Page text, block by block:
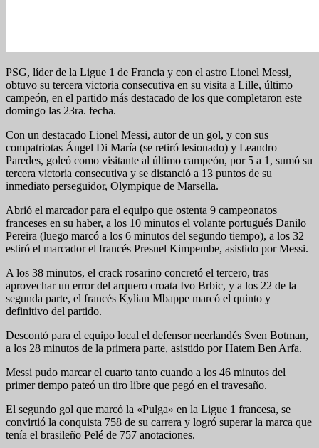
PSG, líder de la Ligue 1 de Francia y con el astro Lionel Messi,
obtuvo su tercera victoria consecutiva en su visita a Lille, último
campeón, en el partido más destacado de los que completaron este
domingo las 23ra. fecha.
Con un destacado Lionel Messi, autor de un gol, y con sus
compatriotas Ángel Di María (se retiró lesionado) y Leandro
Paredes, goleó como visitante al último campeón, por 5 a 1, sumó su
tercera victoria consecutiva y se distanció a 13 puntos de su
inmediato perseguidor, Olympique de Marsella.
Abrió el marcador para el equipo que ostenta 9 campeonatos
franceses en su haber, a los 10 minutos el volante portugués Danilo
Pereira (luego marcó a los 6 minutos del segundo tiempo), a los 32
estiró el marcador el francés Presnel Kimpembe, asistido por Messi.
A los 38 minutos, el crack rosarino concretó el tercero, tras
aprovechar un error del arquero croata Ivo Brbic, y a los 22 de la
segunda parte, el francés Kylian Mbappe marcó el quinto y
definitivo del partido.
Descontó para el equipo local el defensor neerlandés Sven Botman,
a los 28 minutos de la primera parte, asistido por Hatem Ben Arfa.
Messi pudo marcar el cuarto tanto cuando a los 46 minutos del
primer tiempo pateó un tiro libre que pegó en el travesaño.
El segundo gol que marcó la «Pulga» en la Ligue 1 francesa, se
convirtió la conquista 758 de su carrera y logró superar la marca que
tenía el brasileño Pelé de 757 anotaciones.